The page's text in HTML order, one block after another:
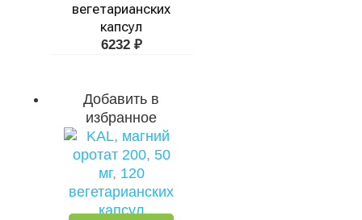
вегетарианских
капсул
6232 ₽
Добавить в
избранное